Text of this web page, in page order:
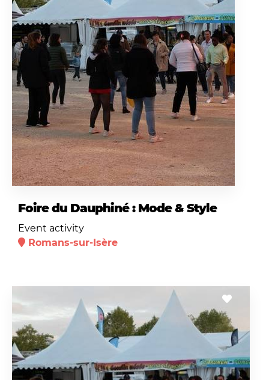
Foire du Dauphiné : Mode & Style
Event activity
Romans-sur-Isère